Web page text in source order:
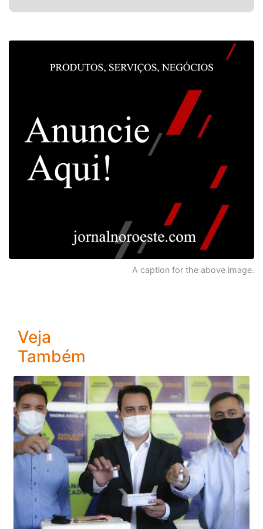
A caption for the above image.
Veja
Também